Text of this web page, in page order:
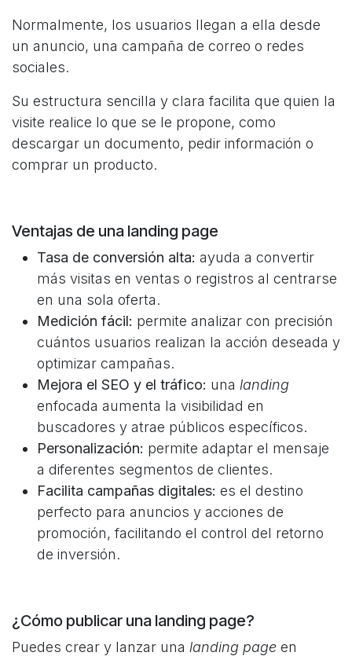
Normalmente, los usuarios llegan a ella desde
un anuncio, una campaña de correo o redes
sociales.
Su estructura sencilla y clara facilita que quien la
visite realice lo que se le propone, como
descargar un documento, pedir información o
comprar un producto.​
Ventajas de una landing page
Tasa de conversión alta: ayuda a convertir
más visitas en ventas o registros al centrarse
en una sola oferta.
Medición fácil: permite analizar con precisión
cuántos usuarios realizan la acción deseada y
optimizar campañas.​​
Mejora el SEO y el tráfico: una landing
enfocada aumenta la visibilidad en
buscadores y atrae públicos específicos.​
Personalización: permite adaptar el mensaje
a diferentes segmentos de clientes.
Facilita campañas digitales: es el destino
perfecto para anuncios y acciones de
promoción, facilitando el control del retorno
de inversión.​
¿Cómo publicar una landing page?
Puedes crear y lanzar una landing page en